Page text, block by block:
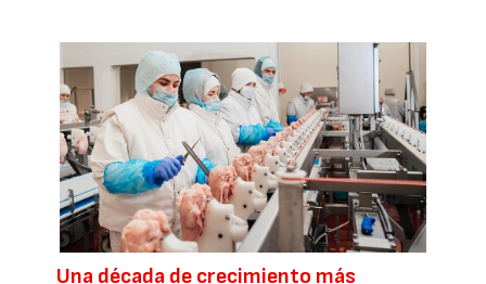
Una década de crecimiento más